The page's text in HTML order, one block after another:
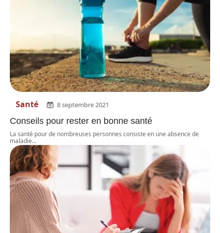
Santé 8 septembre 2021
Conseils pour rester en bonne santé
La santé pour de nombreuses personnes consiste en une absence de
maladie…